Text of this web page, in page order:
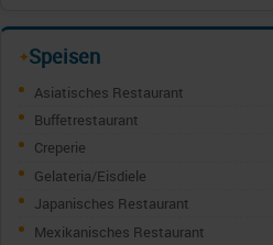
✦Speisen
Asiatisches Restaurant
Buffetrestaurant
Creperie
Gelateria/Eisdiele
Japanisches Restaurant
Mexikanisches Restaurant